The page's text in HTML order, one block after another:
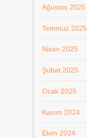
Ağustos 2025
Temmuz 2025
Nisan 2025
Şubat 2025
Ocak 2025
Kasım 2024
Ekim 2024